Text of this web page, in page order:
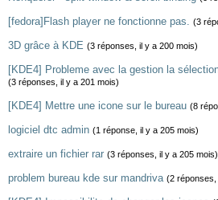
[fedora]Flash player ne fonctionne pas. (3
3D grâce à KDE (3 réponses, il y a 200 mois)
[KDE4] Probleme avec la gestion la
(3 réponses, il y a 201 mois)
[KDE4] Mettre une icone sur le bureau (8
logiciel dtc admin (1 réponse, il y a 205 mois)
extraire un fichier rar (3 réponses, il y a 205 mois)
problem bureau kde sur mandriva (2 réponses,